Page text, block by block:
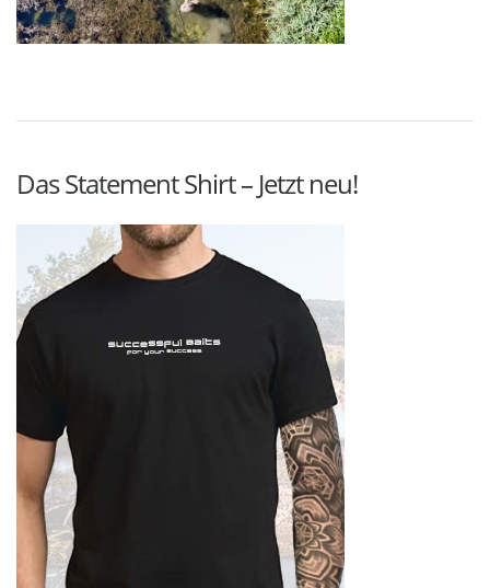
Das Statement Shirt – Jetzt neu!